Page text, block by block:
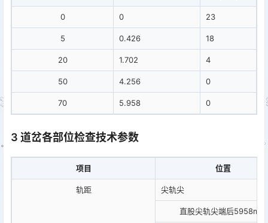
0 0 23
5 0.426 18
20 1.702 4
50 4.256 0
70 5.958 0
3 道岔各部位检查技术参数
项目 位置
轨距 尖轨尖
直股尖轨尖端后5958mm